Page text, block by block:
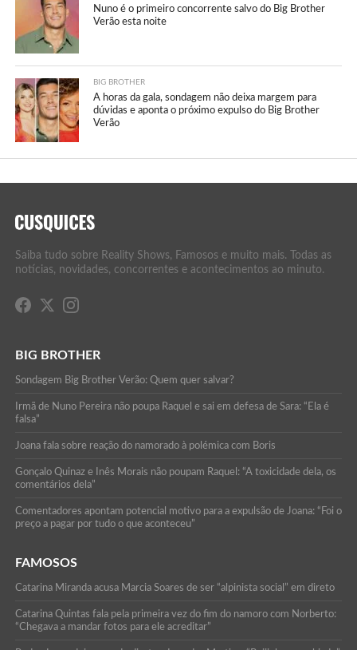
Nuno é o primeiro concorrente salvo do Big Brother
Verão esta noite
BIG BROTHER
A horas da gala, sondagem não deixa margem para
dúvidas e aponta o próximo expulso do Big Brother
Verão
Saiba tudo sobre Reality Shows, Famosos e muito mais. Todas as
notícias, novidades, concorrentes e acontecimentos ao minuto.
BIG BROTHER
Sondagem Big Brother Verão: Quem quer salvar?
Irmã de Nuno Pereira não poupa Raquel e sai em defesa de Sara: “Ela é
falsa”
Joana fala sobre reação do namorado à polémica com Boris
Gonçalo Quinaz e Inês Morais não poupam Raquel: “A toxicidade dela, os
comentários dela”
Comentadores apontam potencial motivo para a expulsão de Joana: “Foi o
preço a pagar por tudo o que aconteceu”
FAMOSOS
Catarina Miranda acusa Marcia Soares de ser “alpinista social” em direto
Catarina Quintas fala pela primeira vez do fim do namoro com Norberto:
“Chegava a mandar fotos para ele acreditar”